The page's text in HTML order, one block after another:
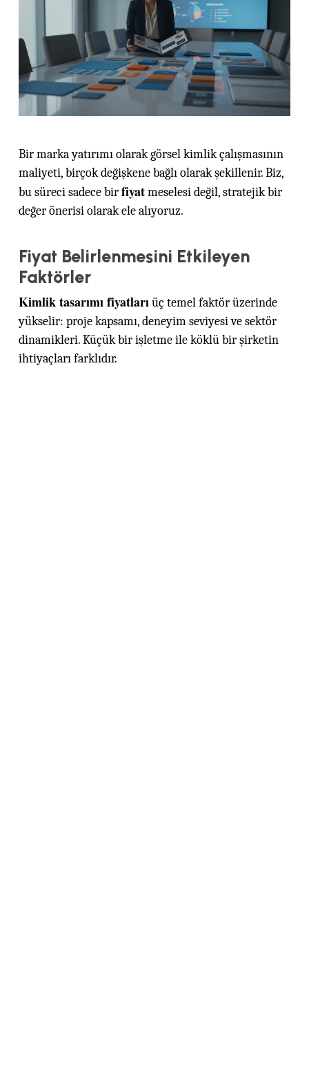
Bir marka yatırımı olarak görsel kimlik çalışmasının
maliyeti, birçok değişkene bağlı olarak şekillenir. Biz,
bu süreci sadece birfiyatmeselesi değil, stratejik bir
değer önerisi olarak ele alıyoruz.
Fiyat Belirlenmesini Etkileyen
Faktörler
Kimlik tasarımı fiyatlarıüç temel faktör üzerinde
yükselir: proje kapsamı, deneyim seviyesi ve sektör
dinamikleri. Küçük bir işletme ile köklü bir şirketin
ihtiyaçları farklıdır.